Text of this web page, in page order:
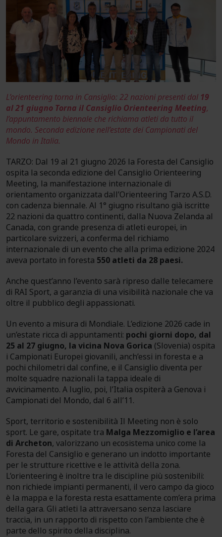
L’orienteering torna in Cansiglio: 22 nazioni presenti dal 19
al 21 giugno Torna il Cansiglio Orienteering Meeting,
l’appuntamento biennale che richiama atleti da tutto il
mondo. Seconda edizione nell’estate dei Campionati del
Mondo in Italia.
TARZO: Dal 19 al 21 giugno 2026 la Foresta del Cansiglio
ospita la seconda edizione del Cansiglio Orienteering
Meeting, la manifestazione internazionale di
orientamento organizzata dall’Orienteering Tarzo A.S.D.
con cadenza biennale. Al 1° giugno risultano già iscritte
22 nazioni da quattro continenti, dalla Nuova Zelanda al
Canada, con grande presenza di atleti europei, in
particolare svizzeri, a conferma del richiamo
internazionale di un evento che alla prima edizione 2024
aveva portato in foresta 550 atleti da 28 paesi.
Anche quest’anno l’evento sarà ripreso dalle telecamere
di RAI Sport, a garanzia di una visibilità nazionale che va
oltre il pubblico degli appassionati.
Un evento a misura di Mondiale. L’edizione 2026 cade in
un’estate ricca di appuntamenti: pochi giorni dopo, dal
25 al 27 giugno, la vicina Nova Gorica (Slovenia) ospita
i Campionati Europei giovanili, anch’essi in foresta e a
pochi chilometri dal confine, e il Cansiglio diventa per
molte squadre nazionali la tappa ideale di
avvicinamento. A luglio, poi, l’Italia ospiterà a Genova i
Campionati del Mondo, dal 6 all’11.
Sport, territorio e sostenibilità Il Meeting non è solo
sport. Le gare, ospitate tra Malga Mezzomiglio e l’area
di Archeton, valorizzano un ecosistema unico come la
Foresta del Cansiglio e generano un indotto importante
per le strutture ricettive e le attività della zona.
L’orienteering è inoltre tra le discipline più sostenibili:
non richiede impianti permanenti, il vero campo da gioco
è la mappa e la foresta resta esattamente com’era prima
della gara. Gli atleti la attraversano senza lasciare
traccia, in un rapporto di rispetto con l’ambiente che è
parte dello spirito della disciplina.